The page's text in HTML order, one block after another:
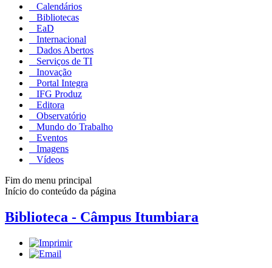
Calendários
Bibliotecas
EaD
Internacional
Dados Abertos
Serviços de TI
Inovação
Portal Integra
IFG Produz
Editora
Observatório
Mundo do Trabalho
Eventos
Imagens
Vídeos
Fim do menu principal
Início do conteúdo da página
Biblioteca - Câmpus Itumbiara